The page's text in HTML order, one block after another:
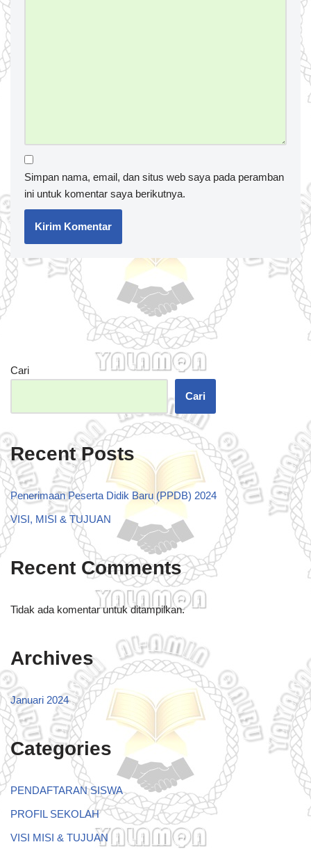
Simpan nama, email, dan situs web saya pada peramban
ini untuk komentar saya berikutnya.
Cari
Cari
Recent Posts
Penerimaan Peserta Didik Baru (PPDB) 2024
VISI, MISI & TUJUAN
Recent Comments
Tidak ada komentar untuk ditampilkan.
Archives
Januari 2024
Categories
PENDAFTARAN SISWA
PROFIL SEKOLAH
VISI MISI & TUJUAN